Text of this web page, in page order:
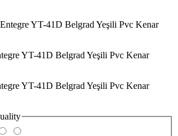
YT-41D Belgrad Yeşili Pvc Kenar
YT-41D Belgrad Yeşili Pvc Kenar